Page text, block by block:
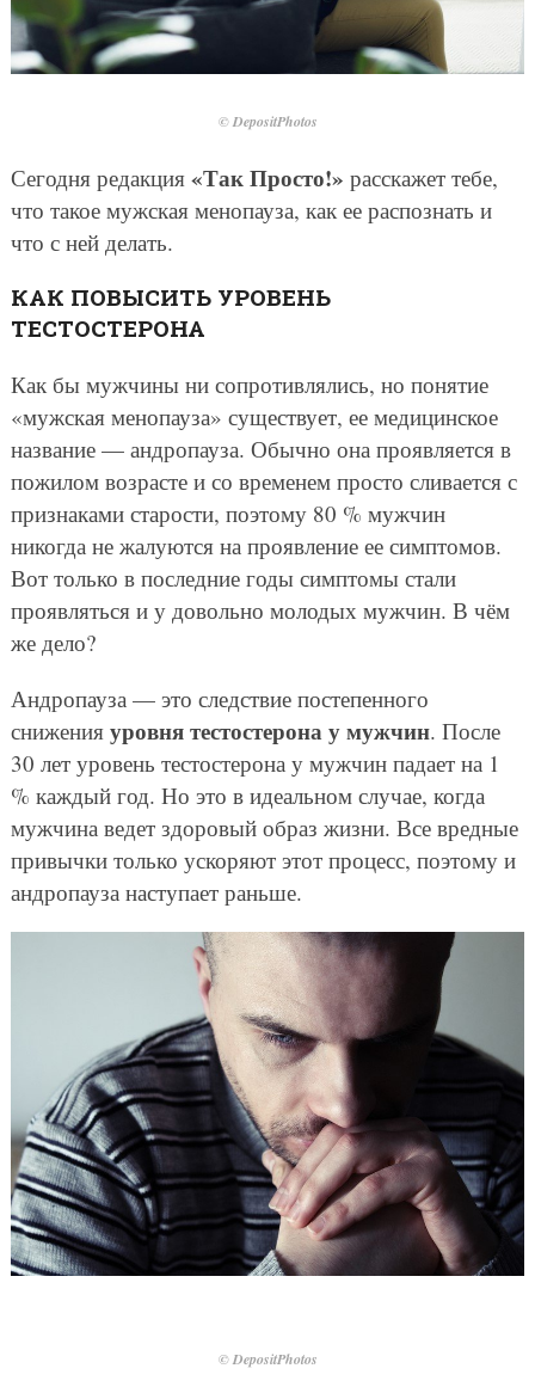
© DepositPhotos
Сегодня редакция «Так Просто!» расскажет тебе,
что такое мужская менопауза, как ее распознать и
что с ней делать.
КАК ПОВЫСИТЬ УРОВЕНЬ
ТЕСТОСТЕРОНА
Как бы мужчины ни сопротивлялись, но понятие
«мужская менопауза» существует, ее медицинское
название — андропауза. Обычно она проявляется в
пожилом возрасте и со временем просто сливается с
признаками старости, поэтому 80 % мужчин
никогда не жалуются на проявление ее симптомов.
Вот только в последние годы симптомы стали
проявляться и у довольно молодых мужчин. В чём
же дело?
Андропауза — это следствие постепенного
снижения уровня тестостерона у мужчин. После
30 лет уровень тестостерона у мужчин падает на 1
% каждый год. Но это в идеальном случае, когда
мужчина ведет здоровый образ жизни. Все вредные
привычки только ускоряют этот процесс, поэтому и
андропауза наступает раньше.
© DepositPhotos